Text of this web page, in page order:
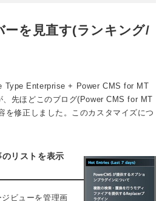
ーを見直す(ランキング/
Type Enterprise + Power CMS for MT
、先ほどこのブログ(Power CMS for MT
を修正しました。このカスタマイズにつ
リストを表示
ビューを管理画